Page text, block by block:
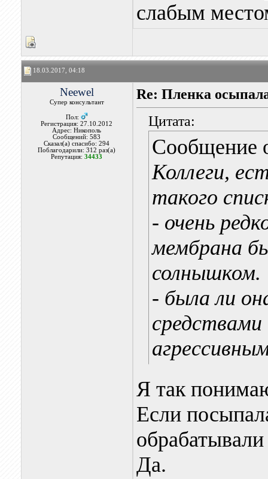
слабым
18.03.2017, 04:18
Neewel
Супер консультант
Пол:
Регистрация: 27.10.2012
Адрес: Никополь
Сообщений: 583
Сказал(а) спасибо: 294
Поблагодарили: 312 раз(а)
Репутация:34433
Re: Пленка
Цитата:
Сообщение
Коллеги,
такого
- очень
мембрана
солнышком.
- была ли
Я так
Если
обрабатывали
Да.